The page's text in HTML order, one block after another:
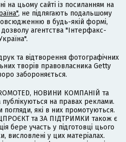
на цьому сайті із посиланням на
, не підлягають подальшому
в будь-якій формі,
агентства "Інтерфакс-
та відтворення фотографічних
творів правовласника Getty
забороняється.
НОВИНИ КОМПАНІЙ та
на правах реклами.
погляди, які в них промотуються.
та ЗА ПІДТРИМКИ також є
бере участь у підготовці цього
висловлені у цих матеріалах.